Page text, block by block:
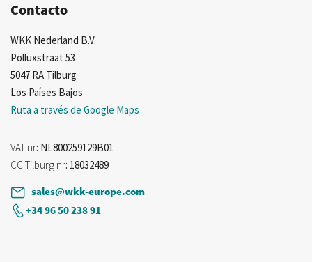
Contacto
WKK Nederland B.V.
Polluxstraat 53
5047 RA Tilburg
Los Países Bajos
Ruta a través de Google Maps
VAT nr: NL800259129B01
CC Tilburg nr: 18032489
sales@wkk-europe.com
+34 96 50 238 91